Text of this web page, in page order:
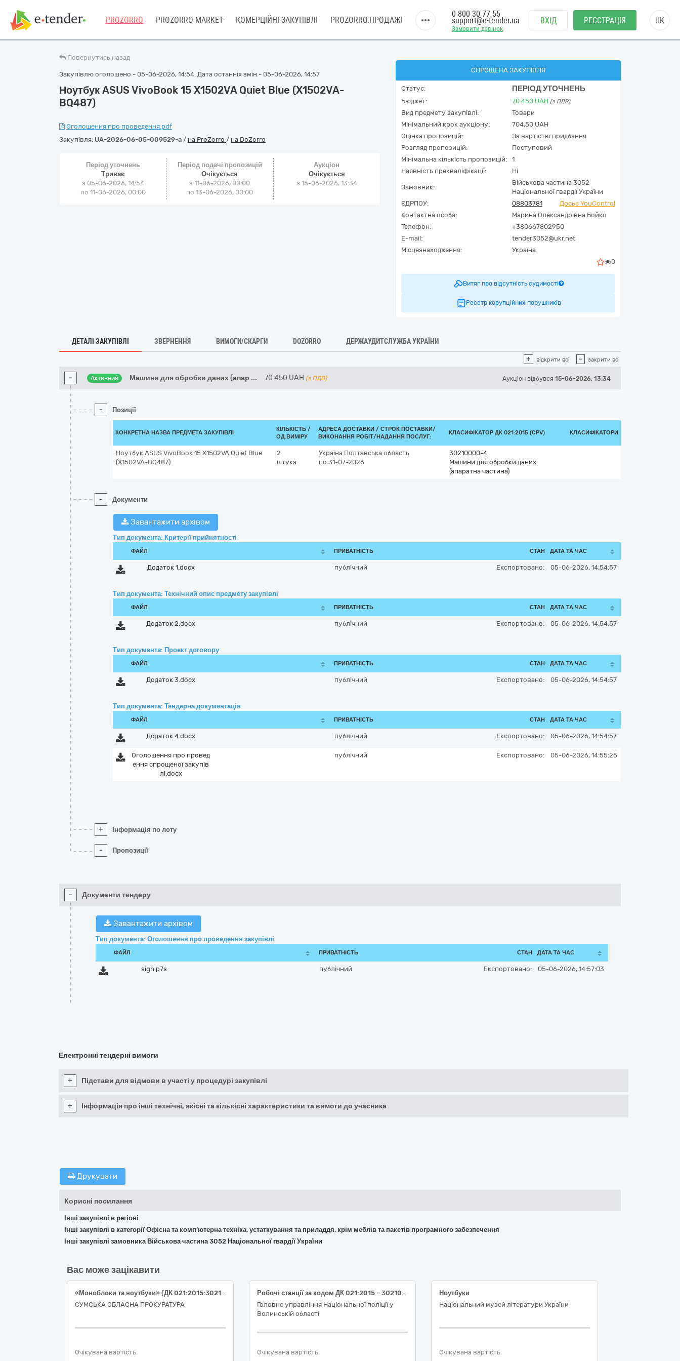
PROZORRO PROZORRO MARKET КОМЕРЦІЙНІ ЗАКУПІВЛІ PROZORRO.ПРОДАЖІ
Замовити дзвінок
0 800 30 77 55
support@e-tender.ua ВХІД РЕЄСТРАЦІЯ UK
Повернутись назад
Закупівлю оголошено - 05-06-2026, 14:54. Дата останніх змін - 05-06-2026, 14:57
Ноутбук ASUS VivoBook 15 X1502VA Quiet Blue (X1502VA-
BQ487)
Оголошення про проведення.pdf
Закупівля: UA-2026-06-05-009529-a / на ProZorro / на DoZorro
Період уточнень
Триває
з 05-06-2026, 14:54
по 11-06-2026, 00:00
Період подачі пропозицій
Очікується
з 11-06-2026, 00:00
по 13-06-2026, 00:00
Аукціон
Очікується
з 15-06-2026, 13:34
СПРОЩЕНА ЗАКУПІВЛЯ
Статус: ПЕРІОД УТОЧНЕНЬ
Бюджет: 70 450 UAH (з ПДВ)
Вид предмету закупівлі:
Товари
Мінімальний крок аукціону:
704,50 UAH
Оцінка пропозицій:
За вартістю придбання
Розгляд пропозицій:
Поступовий
Мінімальна кількість пропозицій:
1
Наявність прекваліфікації:
Ні
Замовник:
Військова частина 3052
Національної гвардії України
ЄДРПОУ:
08803781
Досьє YouControl
Контактна особа:
Марина Олександрівна Бойко
Телефон:
+380667802950
E-mail:
tender3052@ukr.net
Місцезнаходження:
Україна
0
Витяг про відсутність судимості
Реєстр корупційних порушників
ДЕТАЛІ ЗАКУПІВЛІ ЗВЕРНЕННЯ ВИМОГИ/СКАРГИ DOZORRO ДЕРЖАУДИТСЛУЖБА УКРАЇНИ
+ відкрити всі - закрити всі
- Активний Машини для обробки даних (апар ... 70 450 UAH (з ПДВ) Аукціон відбувся 15-06-2026, 13:34
- Позиції
КОНКРЕТНА НАЗВА ПРЕДМЕТА ЗАКУПІВЛІ
КІЛЬКІСТЬ /
ОД.ВИМІРУ
АДРЕСА ДОСТАВКИ / СТРОК ПОСТАВКИ/
ВИКОНАННЯ РОБІТ/НАДАННЯ ПОСЛУГ:
КЛАСИФІКАТОР ДК 021:2015 (CPV) КЛАСИФІКАТОРИ
Ноутбук ASUS VivoBook 15 X1502VA Quiet Blue
(X1502VA-BQ487)
2
штука
Україна Полтавська область
по 31-07-2026
30210000-4
Машини для обробки даних
(апаратна частина)
- Документи
Завантажити архівом
Тип документа: Критерії прийнятності
ФАЙЛ ПРИВАТНІСТЬ СТАН ДАТА ТА ЧАС
Додаток 1.docx публічний Експортовано: 05-06-2026, 14:54:57
Тип документа: Технічний опис предмету закупівлі
ФАЙЛ ПРИВАТНІСТЬ СТАН ДАТА ТА ЧАС
Додаток 2.docx публічний Експортовано: 05-06-2026, 14:54:57
Тип документа: Проект договору
ФАЙЛ ПРИВАТНІСТЬ СТАН ДАТА ТА ЧАС
Додаток 3.docx публічний Експортовано: 05-06-2026, 14:54:57
Тип документа: Тендерна документація
ФАЙЛ ПРИВАТНІСТЬ СТАН ДАТА ТА ЧАС
Додаток 4.docx публічний Експортовано: 05-06-2026, 14:54:57
Оголошення про провед
ення спрощеної закупiв
лi.docx
публічний Експортовано: 05-06-2026, 14:55:25
+ Інформація по лоту
- Пропозиції
- Документи тендеру
Завантажити архівом
Тип документа: Оголошення про проведення закупівлі
ФАЙЛ ПРИВАТНІСТЬ СТАН ДАТА ТА ЧАС
sign.p7s публічний Експортовано: 05-06-2026, 14:57:03
Електронні тендерні вимоги
+ Підстави для відмови в участі у процедурі закупівлі
+ Інформація про інші технічні, якісні та кількісні характеристики та вимоги до учасника
Друкувати
Корисні посилання
Інші закупівлі в регіоні
Інші закупівлі в категорії Офісна та комп’ютерна техніка, устаткування та приладдя, крім меблів та пакетів програмного забезпечення
Інші закупівлі замовника Військова частина 3052 Національної гвардії України
Вас може зацікавити
«Моноблоки та ноутбуки» (ДК 021:2015:30210000-4 Машини для обробки даних (апаратна частина))
СУМСЬКА ОБЛАСНА ПРОКУРАТУРА
Очікувана вартість
Робочі станції за кодом ДК 021:2015 – 30210000-4 Машини для обробки даних (апаратна частина)
Головне управління Національної поліції у
Волинській області
Очікувана вартість
Ноутбуки
Національний музей літератури України
Очікувана вартість